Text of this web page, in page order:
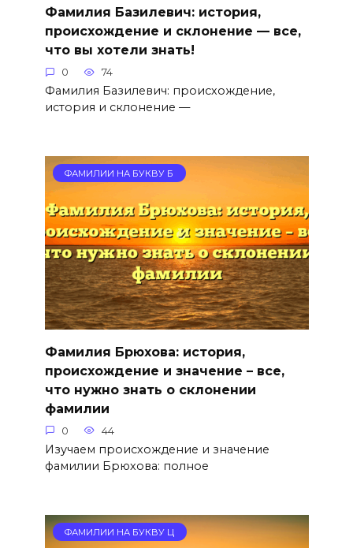
Фамилия Базилевич: история,
происхождение и склонение — все,
что вы хотели знать!
0 74
Фамилия Базилевич: происхождение,
история и склонение —
ФАМИЛИИ НА БУКВУ Б
Фамилия Брюхова: история,
происхождение и значение – все,
что нужно знать о склонении
фамилии
0 44
Изучаем происхождение и значение
фамилии Брюхова: полное
ФАМИЛИИ НА БУКВУ Ц